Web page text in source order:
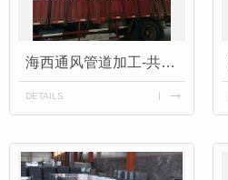
海西通风管道加工-共板法兰风管成品
DETAILS